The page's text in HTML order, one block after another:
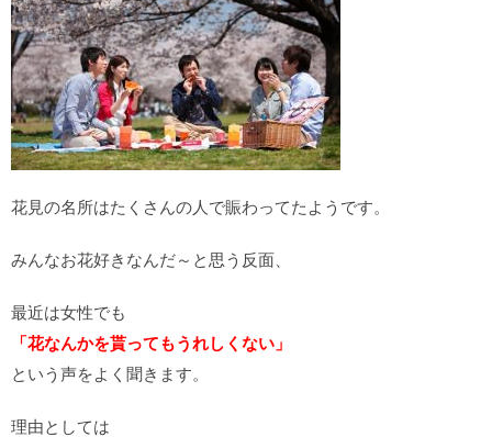
花見の名所はたくさんの人で賑わってたようです。
みんなお花好きなんだ～と思う反面、
最近は女性でも
「花なんかを貰ってもうれしくない」
という声をよく聞きます。
理由としては